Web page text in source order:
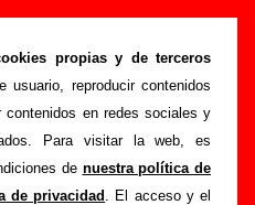
propias y de terceros
usuario, reproducir contenidos
contenidos en redes sociales y
Para visitar la web, es
de nuestra política de
de privacidad . El acceso y el
2016) - Futuro
>Ectoplasma
todo tipo de información
, interpretado por Futuro
canciones incluidas en el